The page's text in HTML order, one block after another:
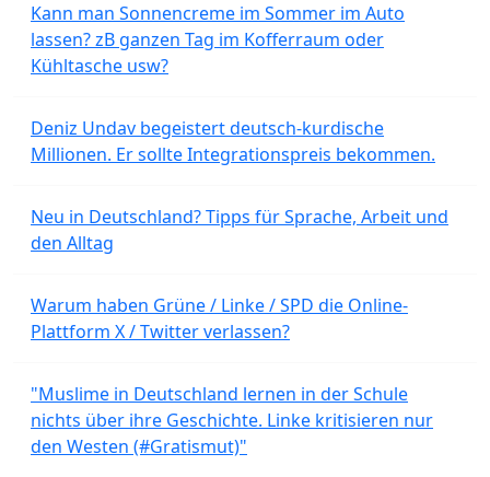
Kann man Sonnencreme im Sommer im Auto
lassen? zB ganzen Tag im Kofferraum oder
Kühltasche usw?
Deniz Undav begeistert deutsch-kurdische
Millionen. Er sollte Integrationspreis bekommen.
Neu in Deutschland? Tipps für Sprache, Arbeit und
den Alltag
Warum haben Grüne / Linke / SPD die Online-
Plattform X / Twitter verlassen?
"Muslime in Deutschland lernen in der Schule
nichts über ihre Geschichte. Linke kritisieren nur
den Westen (#Gratismut)"